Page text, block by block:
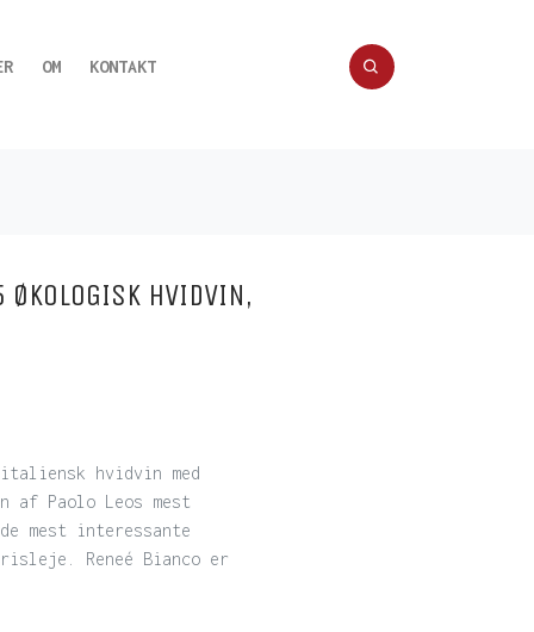
OM KONTAKT
ØKOLOGISK HVIDVIN,
italiensk hvidvin med
af Paolo Leos mest
mest interessante
Reneé Bianco er